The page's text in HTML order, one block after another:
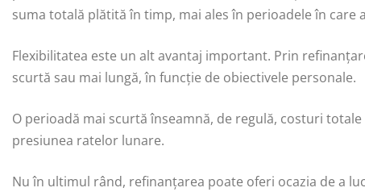
suma totală plătită în timp, mai ales în perioadele în care
Flexibilitatea este un alt avantaj important. Prin
scurtă sau mai lungă, în funcție de obiectivele personale.
O perioadă mai scurtă înseamnă, de regulă, costuri
presiunea ratelor lunare.
Nu în ultimul rând, refinanțarea poate oferi ocazia de a